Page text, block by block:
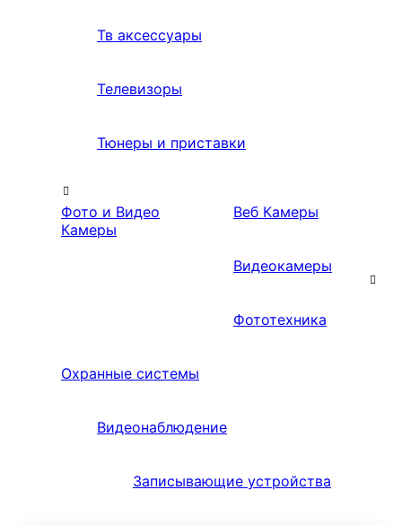
Тв аксессуары
Телевизоры
Тюнеры и приставки
Фото и Видео
Камеры
Веб Камеры
Видеокамеры
Фототехника
Охранные системы
Видеонаблюдение
Записывающие устройства